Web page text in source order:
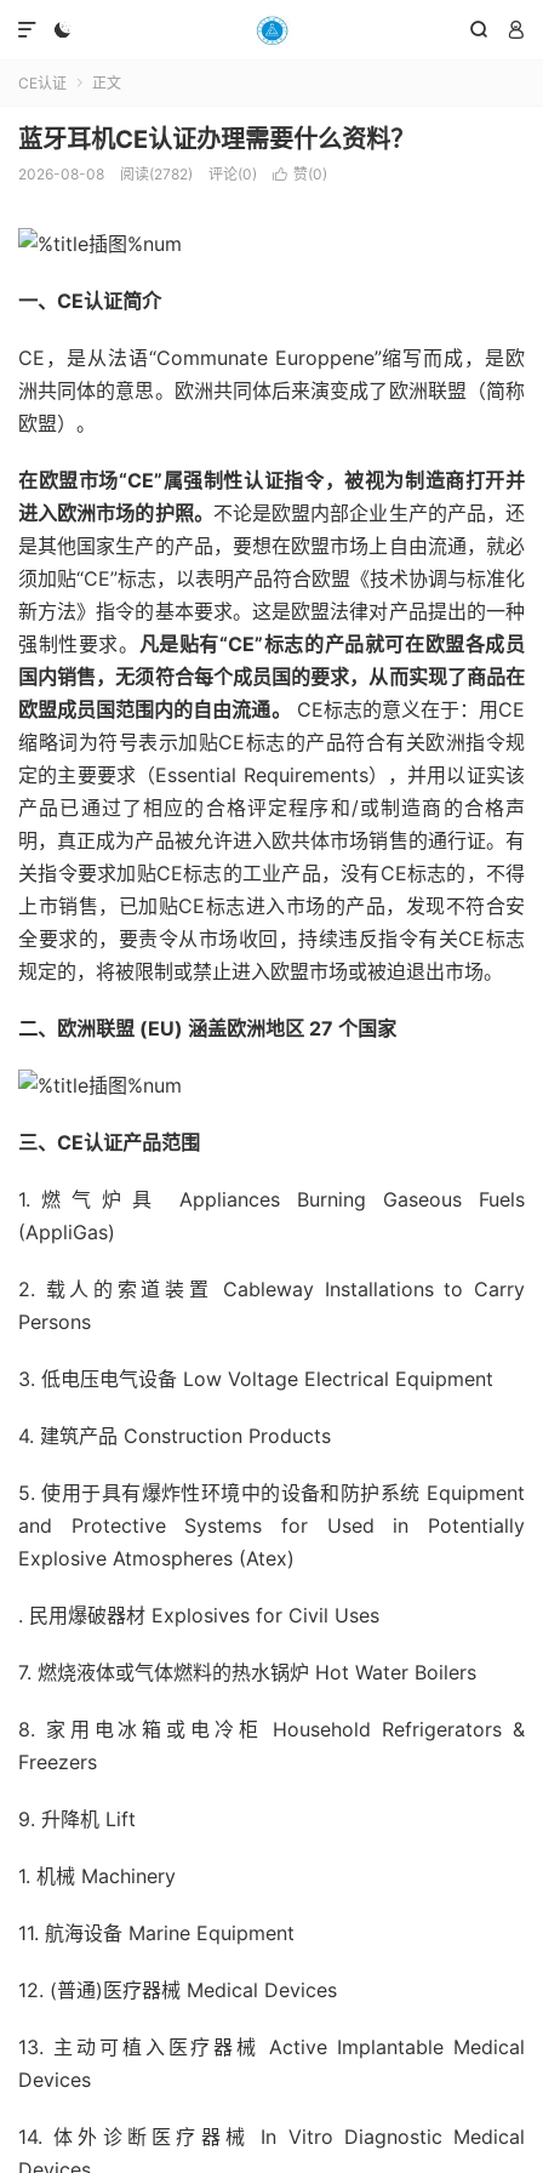
  

CE认证  正文
蓝牙耳机CE认证办理需要什么资料？
2026-08-08 阅读(2782) 评论(0)  赞(0)
一、CE认证简介
CE，是从法语“Communate Europpene”缩写而成，是欧
洲共同体的意思。欧洲共同体后来演变成了欧洲联盟（简称
欧盟）。
在欧盟市场“CE”属强制性认证指令，被视为制造商打开并
进入欧洲市场的护照。 不论是欧盟内部企业生产的产品，还
是其他国家生产的产品，要想在欧盟市场上自由流通，就必
须加贴“CE”标志，以表明产品符合欧盟《技术协调与标准化
新方法》指令的基本要求。这是欧盟法律对产品提出的一种
强制性要求。 凡是贴有“CE”标志的产品就可在欧盟各成员
国内销售，无须符合每个成员国的要求，从而实现了商品在
欧盟成员国范围内的自由流通。
CE标志的意义在于：用CE
缩略词为符号表示加贴CE标志的产品符合有关欧洲指令规
定的主要要求（Essential Requirements），并用以证实该
产品已通过了相应的合格评定程序和/或制造商的合格声
明，真正成为产品被允许进入欧共体市场销售的通行证。有
关指令要求加贴CE标志的工业产品，没有CE标志的，不得
上市销售，已加贴CE标志进入市场的产品，发现不符合安
全要求的，要责令从市场收回，持续违反指令有关CE标志
规定的，将被限制或禁止进入欧盟市场或被迫退出市场。
二、欧洲联盟 (EU) 涵盖欧洲地区 27 个国家
三、CE认证产品范围
1.燃气炉具 Appliances Burning Gaseous Fuels
(AppliGas)
2. 载人的索道装置 Cableway Installations to Carry
Persons
3. 低电压电气设备 Low Voltage Electrical Equipment
4. 建筑产品 Construction Products
5. 使用于具有爆炸性环境中的设备和防护系统 Equipment
and Protective Systems for Used in Potentially
Explosive Atmospheres (Atex)
. 民用爆破器材 Explosives for Civil Uses
7. 燃烧液体或气体燃料的热水锅炉 Hot Water Boilers
8. 家用电冰箱或电冷柜 Household Refrigerators &
Freezers
9. 升降机 Lift
1. 机械 Machinery
11. 航海设备 Marine Equipment
12. (普通)医疗器械 Medical Devices
13. 主动可植入医疗器械 Active Implantable Medical
Devices
14. 体外诊断医疗器械 In Vitro Diagnostic Medical